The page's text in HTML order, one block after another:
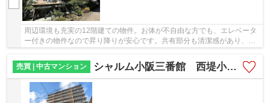
周辺環境も充実の12階建ての物件。お体が不自由な方でも、エレベータ
ー付きの物件なので昇り降りが安心です。共有部分も清潔感があり、綺
売買 | 中古マンション
シャルム小阪三番館 西堤小学校区 近鉄河内小阪駅